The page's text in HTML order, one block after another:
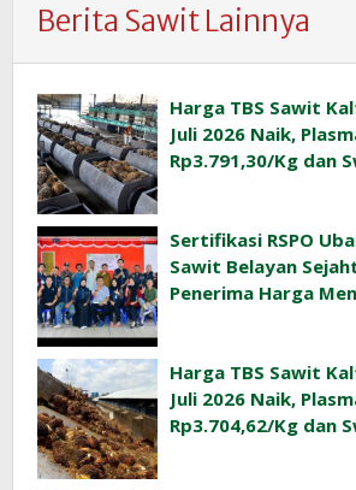
Berita Sawit Lainnya
Harga TBS Sawit
Juli 2026 Naik,
Rp3.791,30/Kg dan
Sertifikasi RSPO
Sawit Belayan
Penerima Harga
Harga TBS Sawit
Juli 2026 Naik,
Rp3.704,62/Kg dan